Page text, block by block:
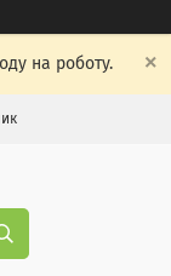
на роботу.